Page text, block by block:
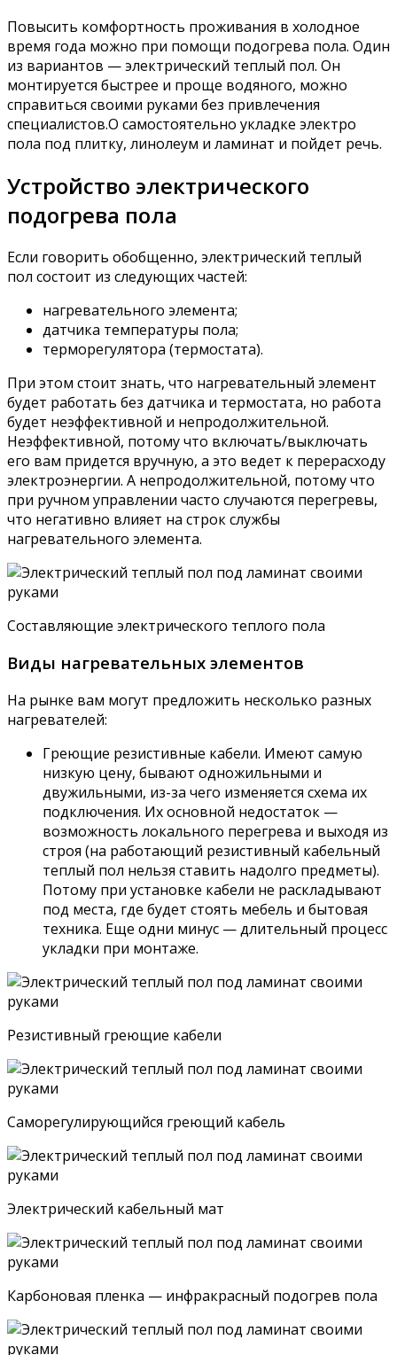
Повысить комфортность проживания в холодное
время года можно при помощи подогрева пола. Один
из вариантов — электрический теплый пол. Он
монтируется быстрее и проще водяного, можно
справиться своими руками без привлечения
специалистов.О самостоятельно укладке электро
пола под плитку, линолеум и ламинат и пойдет речь.
Устройство электрического
подогрева пола
Если говорить обобщенно, электрический теплый
пол состоит из следующих частей:
нагревательного элемента;
датчика температуры пола;
терморегулятора (термостата).
При этом стоит знать, что нагревательный элемент
будет работать без датчика и термостата, но работа
будет неэффективной и непродолжительной.
Неэффективной, потому что включать/выключать
его вам придется вручную, а это ведет к перерасходу
электроэнергии. А непродолжительной, потому что
при ручном управлении часто случаются перегревы,
что негативно влияет на строк службы
нагревательного элемента.
Составляющие электрического теплого пола
Виды нагревательных элементов
На рынке вам могут предложить несколько разных
нагревателей:
Греющие резистивные кабели. Имеют самую
низкую цену, бывают одножильными и
двужильными, из-за чего изменяется схема их
подключения. Их основной недостаток —
возможность локального перегрева и выходя из
строя (на работающий резистивный кабельный
теплый пол нельзя ставить надолго предметы).
Потому при установке кабели не раскладывают
под места, где будет стоять мебель и бытовая
техника. Еще одни минус — длительный процесс
укладки при монтаже.
Резистивный греющие кабели
Саморегулирующийся греющий кабель
Электрический кабельный мат
Карбоновая пленка — инфракрасный подогрев пола